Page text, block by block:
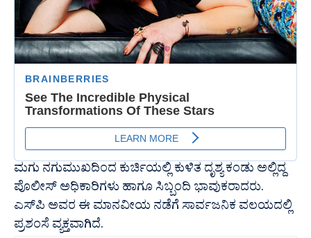
ಮಗು ನಗುಮುಖದಿಂದ ಕುರ್ಚಿಯಲ್ಲಿ ಕುಳಿತ ದೃಶ್ಯ ಕಂಡು ಅಲ್ಲಿದ್ದ
ಪೊಲೀಸ್ ಅಧಿಕಾರಿಗಳು ಹಾಗೂ ಸಿಬ್ಬಂದಿ ಭಾವುಕರಾದರು.
ಎಸ್‌ಪಿ ಅವರ ಈ ಮಾನವೀಯ ನಡೆಗೆ ಸಾರ್ವಜನಿಕ ವಲಯದಲ್ಲಿ
ಪ್ರಶಂಸೆ ವ್ಯಕ್ತವಾಗಿದೆ.